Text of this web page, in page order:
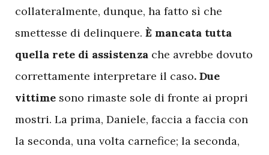
collateralmente, dunque, ha fatto sì che
smettesse di delinquere. È mancata tutta
quella rete di assistenza che avrebbe dovuto
correttamente interpretare il caso. Due
vittime sono rimaste sole di fronte ai propri
mostri. La prima, Daniele, faccia a faccia con
la seconda, una volta carnefice; la seconda,